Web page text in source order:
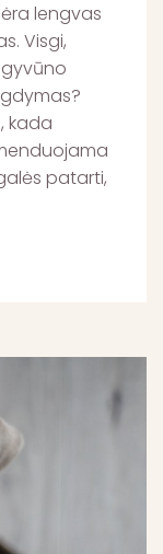
lengvas
Visgi,
kada
patarti,